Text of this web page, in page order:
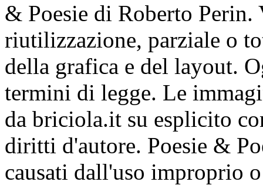
& Poesie di Roberto
riutilizzazione, parziale o
della grafica e del layout.
termini di legge. Le
da briciola.it su esplicito
diritti d'autore. Poesie &
causati dall'uso improprio